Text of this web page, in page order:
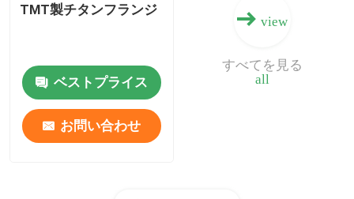
TMT製チタンフランジ
ベストプライス
お問い合わせ
view
all
すべてを見る